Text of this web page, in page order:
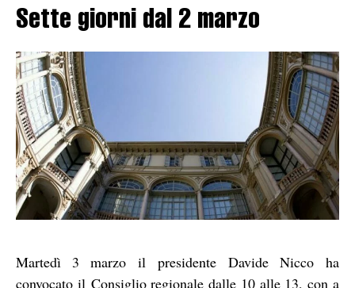
Sette giorni dal 2 marzo
Martedì 3 marzo il presidente Davide Nicco ha
convocato il Consiglio regionale dalle 10 alle 13, con a